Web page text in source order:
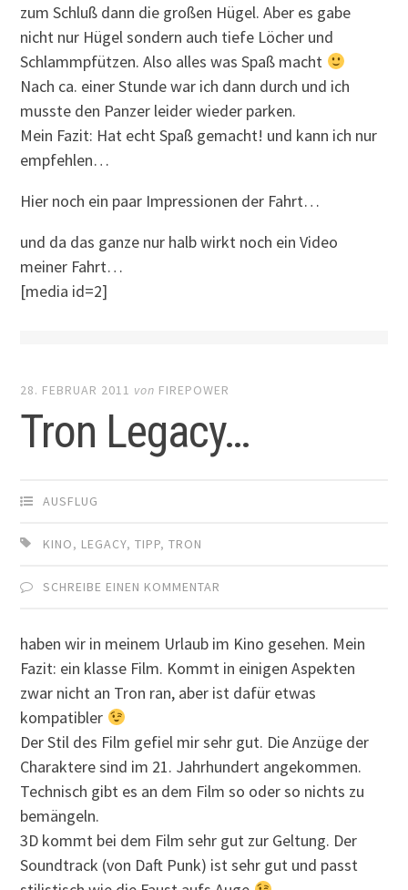
zum Schluß dann die großen Hügel. Aber es gabe
nicht nur Hügel sondern auch tiefe Löcher und
Schlammpfützen. Also alles was Spaß macht
Nach ca. einer Stunde war ich dann durch und ich
musste den Panzer leider wieder parken.
Mein Fazit: Hat echt Spaß gemacht! und kann ich nur
empfehlen…
Hier noch ein paar Impressionen der Fahrt…
und da das ganze nur halb wirkt noch ein Video
meiner Fahrt…
[media id=2]
28. FEBRUAR 2011 von FIREPOWER
Tron Legacy…
AUSFLUG
KINO, LEGACY,TIPP,TRON
SCHREIBE EINEN KOMMENTAR
haben wir in meinem Urlaub im Kino gesehen. Mein
Fazit: ein klasse Film. Kommt in einigen Aspekten
zwar nicht an Tron ran, aber ist dafür etwas
kompatibler
Der Stil des Film gefiel mir sehr gut. Die Anzüge der
Charaktere sind im 21. Jahrhundert angekommen.
Technisch gibt es an dem Film so oder so nichts zu
bemängeln.
3D kommt bei dem Film sehr gut zur Geltung. Der
Soundtrack (von Daft Punk) ist sehr gut und passt